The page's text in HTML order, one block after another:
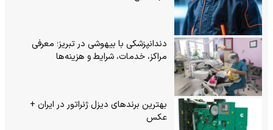
دندانپزشکی با بیهوشی در تبریز؛ معرفی
مراکز، خدمات، شرایط و هزینه‌ها
بهترین برندهای دیزل ژنراتور در ایران +
عکس